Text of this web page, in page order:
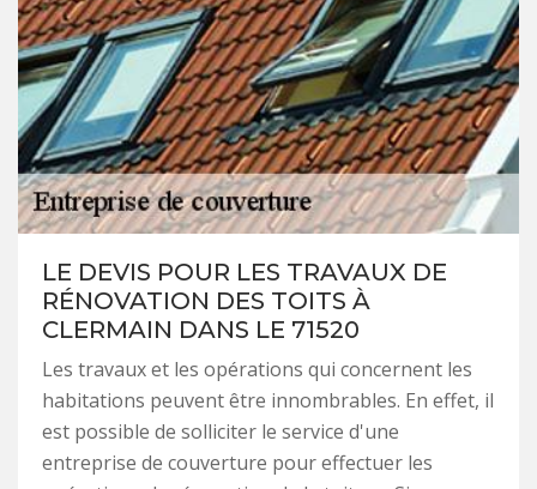
LE DEVIS POUR LES TRAVAUX DE
RÉNOVATION DES TOITS À
CLERMAIN DANS LE 71520
Les travaux et les opérations qui concernent les
habitations peuvent être innombrables. En effet, il
est possible de solliciter le service d'une
entreprise de couverture pour effectuer les